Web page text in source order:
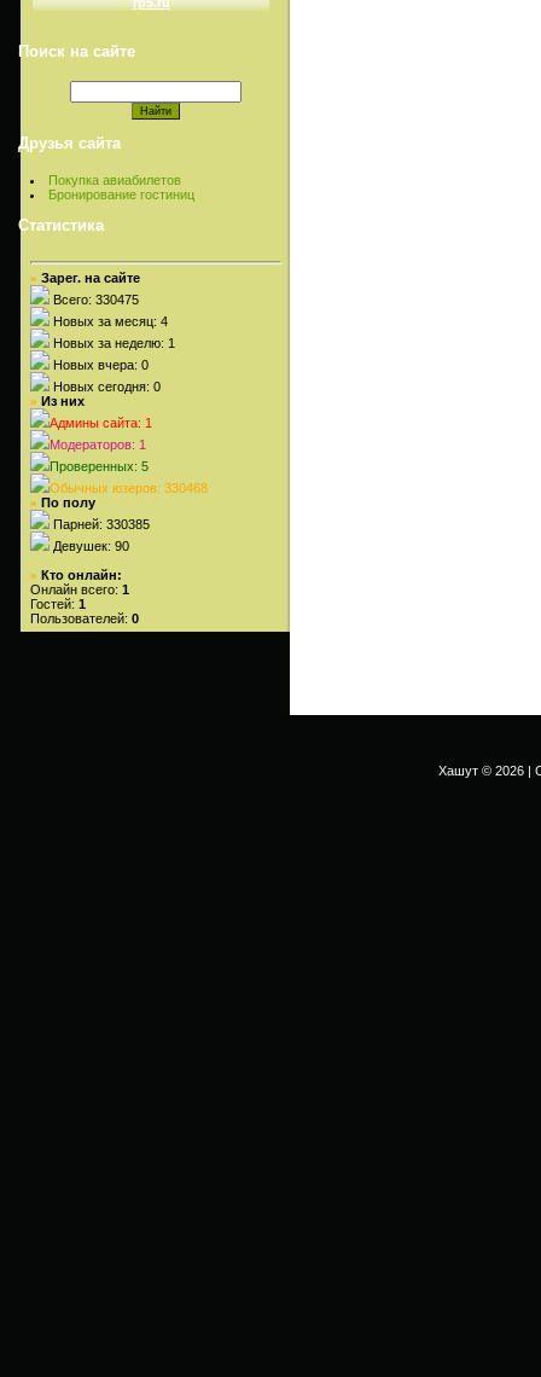
Поиск на сайте
Друзья сайта
Покупка авиабилетов
Бронирование гостиниц
Статистика
» Зарег. на сайте
Всего: 330475
Новых за месяц: 4
Новых за неделю: 1
Новых вчера: 0
Новых сегодня: 0
» Из них
Админы сайта: 1
Модераторов: 1
Проверенных: 5
Обычных юзеров: 330468
» По полу
Парней: 330385
Девушек: 90
» Кто онлайн:
Онлайн всего: 1
Гостей: 1
Пользователей: 0
Хашут © 2026 |